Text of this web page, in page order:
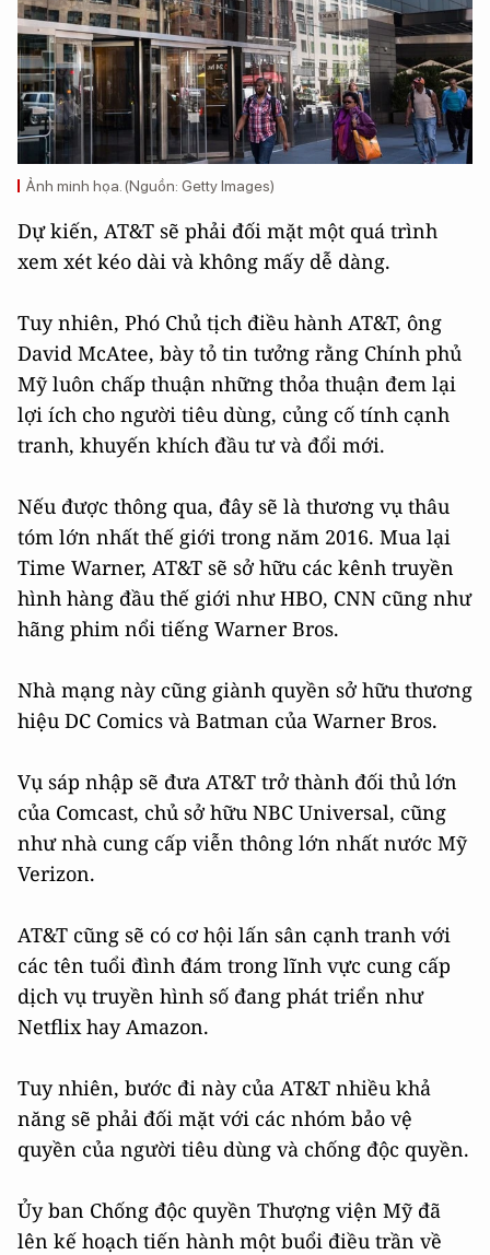
Ảnh minh họa. (Nguồn: Getty Images)
Dự kiến, AT&T sẽ phải đối mặt một quá trình
xem xét kéo dài và không mấy dễ dàng.
Tuy nhiên, Phó Chủ tịch điều hành AT&T, ông
David McAtee, bày tỏ tin tưởng rằng Chính phủ
Mỹ luôn chấp thuận những thỏa thuận đem lại
lợi ích cho người tiêu dùng, củng cố tính cạnh
tranh, khuyến khích đầu tư và đổi mới.
Nếu được thông qua, đây sẽ là thương vụ thâu
tóm lớn nhất thế giới trong năm 2016. Mua lại
Time Warner, AT&T sẽ sở hữu các kênh truyền
hình hàng đầu thế giới như HBO, CNN cũng như
hãng phim nổi tiếng Warner Bros.
Nhà mạng này cũng giành quyền sở hữu thương
hiệu DC Comics và Batman của Warner Bros.
Vụ sáp nhập sẽ đưa AT&T trở thành đối thủ lớn
của Comcast, chủ sở hữu NBC Universal, cũng
như nhà cung cấp viễn thông lớn nhất nước Mỹ
Verizon.
AT&T cũng sẽ có cơ hội lấn sân cạnh tranh với
các tên tuổi đình đám trong lĩnh vực cung cấp
dịch vụ truyền hình số đang phát triển như
Netflix hay Amazon.
Tuy nhiên, bước đi này của AT&T nhiều khả
năng sẽ phải đối mặt với các nhóm bảo vệ
quyền của người tiêu dùng và chống độc quyền.
Ủy ban Chống độc quyền Thượng viện Mỹ đã
lên kế hoạch tiến hành một buổi điều trần về